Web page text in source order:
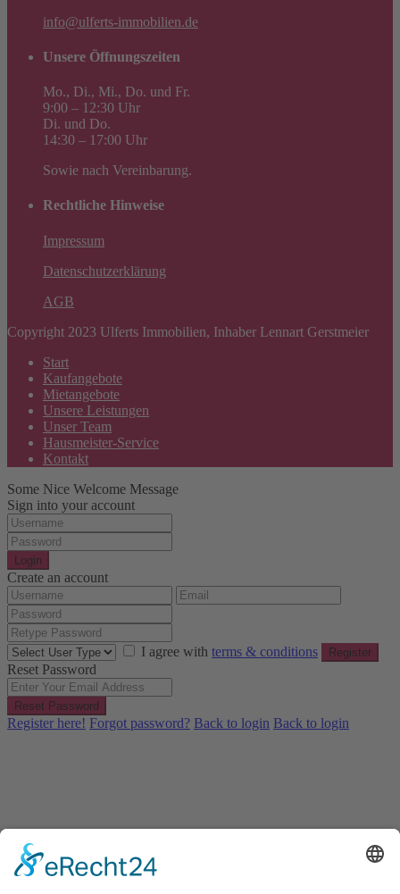
info@ulferts-immobilien.de
Unsere Öffnungszeiten
Mo., Di., Mi., Do. und Fr.
9:00 – 12:30 Uhr
Di. und Do.
14:30 – 17:00 Uhr
Sowie nach Vereinbarung.
Rechtliche Hinweise
Impressum
Datenschutzerklärung
AGB
Copyright 2023 Ulferts Immobilien, Inhaber Lennart Gerstmeier
Start
Kaufangebote
Mietangebote
Unsere Leistungen
Unser Team
Hausmeister-Service
Kontakt
Some Nice Welcome Message
Sign into your account
Login
Create an account
I agree with terms & conditions Register
Reset Password
Reset Password
Register here! Forgot password? Back to login Back to login